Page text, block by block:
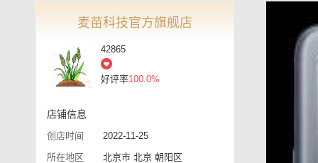
麦苗科技官方旗舰店
42865
好评率100.0%
店铺信息
创店时间
2022-11-25
所在地区
北京市 北京 朝阳区